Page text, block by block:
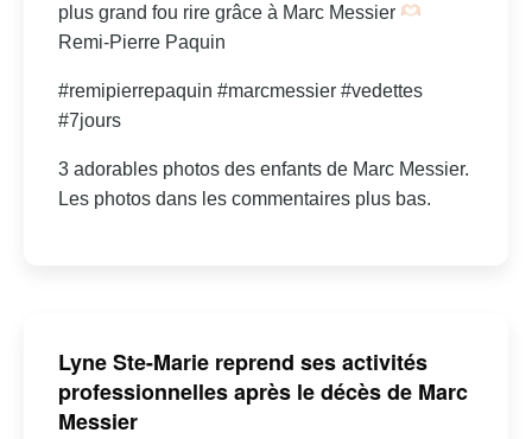
plus grand fou rire grâce à Marc Messier
Remi-Pierre Paquin
#remipierrepaquin #marcmessier #vedettes
#7jours
3 adorables photos des enfants de Marc Messier.
Les photos dans les commentaires plus bas.
Lyne Ste-Marie reprend ses activités
professionnelles après le décès de Marc
Messier